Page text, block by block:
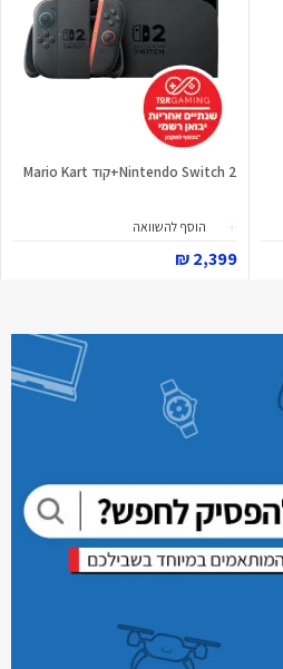
Nintendo Switch 2+קוד Mario Kart
הוסף להשוואה
2,399 ₪